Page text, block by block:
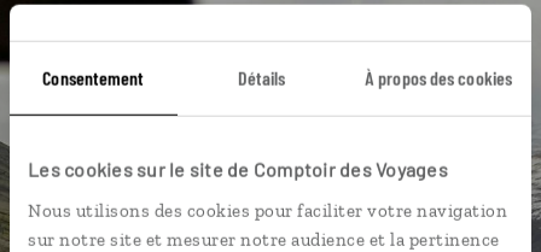
Consentement Détails À propos des cookies
Les cookies sur le site de Comptoir des Voyages
Nous utilisons des cookies pour faciliter votre navigation
sur notre site et mesurer notre audience et la pertinence